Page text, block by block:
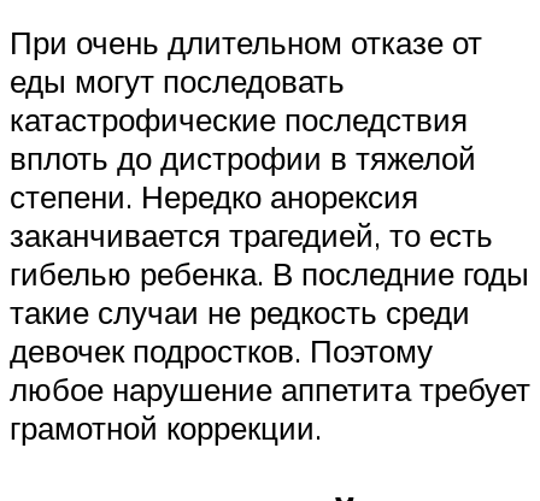
При очень длительном отказе от
еды могут последовать
катастрофические последствия
вплоть до дистрофии в тяжелой
степени. Нередко анорексия
заканчивается трагедией, то есть
гибелью ребенка. В последние годы
такие случаи не редкость среди
девочек подростков. Поэтому
любое нарушение аппетита требует
грамотной коррекции.